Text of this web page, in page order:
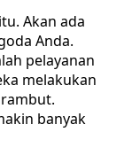
Akan ada
Anda.
pelayanan
melakukan
banyak